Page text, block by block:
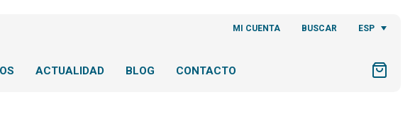
MI CUENTA BUSCAR ESP
ACTUALIDAD BLOG CONTACTO